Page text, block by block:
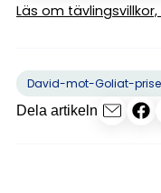
Läs om tävlingsvillkor,
David-mot-Goliat-
Dela artikeln